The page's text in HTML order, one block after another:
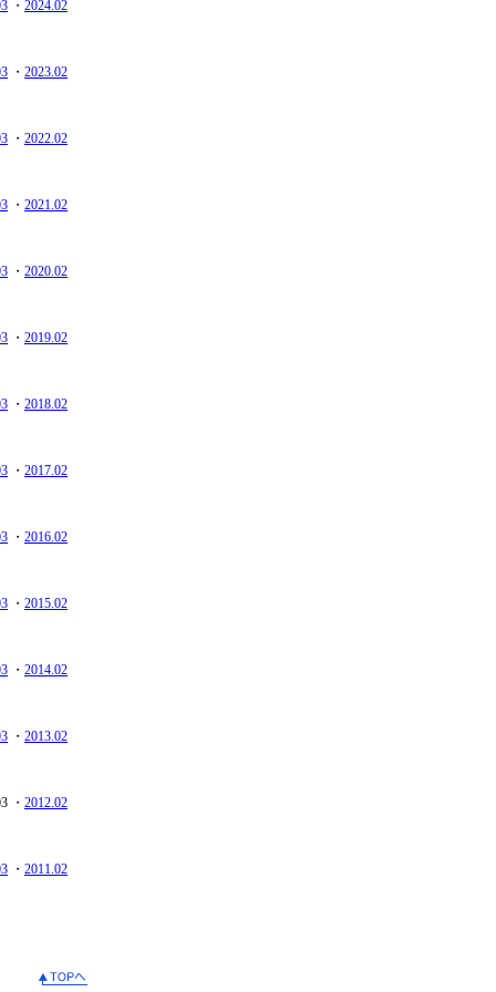
・ 2024.02
・ 2023.02
・ 2022.02
・ 2021.02
・ 2020.02
・ 2019.02
・ 2018.02
・ 2017.02
・ 2016.02
・ 2015.02
・ 2014.02
・ 2013.02
・ 2012.02
・ 2011.02